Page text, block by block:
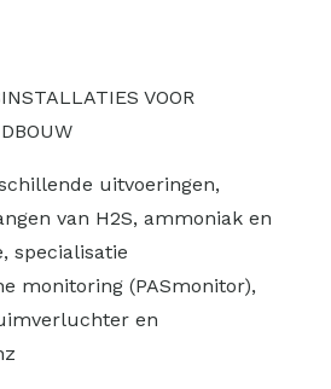
VOOR
uitvoeringen,
van H2S, ammoniak en
specialisatie
monitoring (PASmonitor),
en